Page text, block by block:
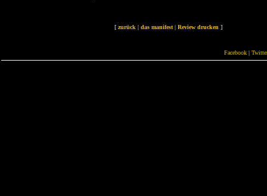
[ zurück | das manifest | Review drucken ]
Facebook |